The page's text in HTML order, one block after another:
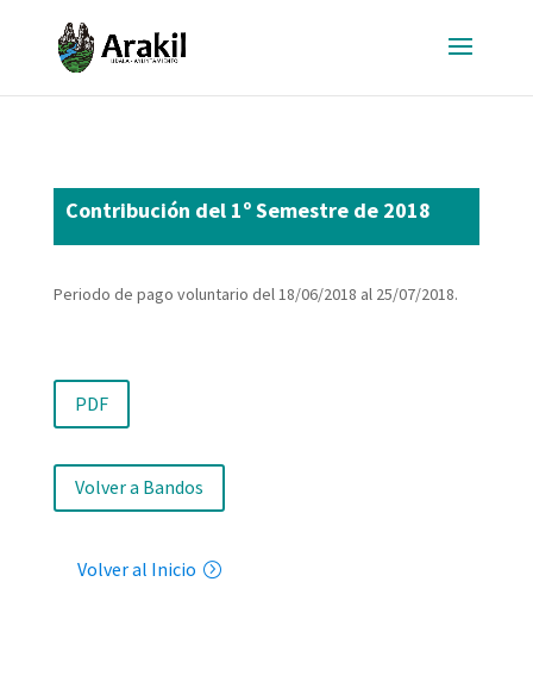
Contribución del 1º Semestre de 2018
Periodo de pago voluntario del 18/06/2018 al 25/07/2018.
PDF
Volver a Bandos
Volver al Inicio